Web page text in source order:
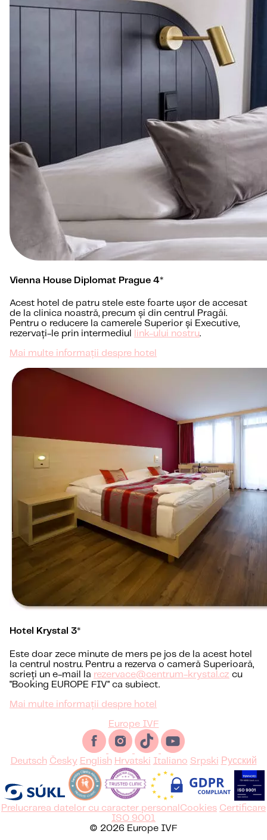
Vienna House Diplomat Prague 4*
Acest hotel de patru stele este foarte ușor de accesat
de la clinica noastră, precum și din centrul Pragăi.
Pentru o reducere la camerele Superior și Executive,
rezervați-le prin intermediul
link-ului nostru.
Mai multe informații despre hotel
Hotel Krystal 3*
Este doar zece minute de mers pe jos de la acest hotel
la centrul nostru. Pentru a rezerva o cameră Superioară,
scrieți un e-mail la rezervace@centrum-krystal.cz cu
"Booking EUROPE FIV" ca subiect.
Mai multe informații despre hotel
Europe IVF
Deutsch Česky English Hrvatski Italiano Srpski Русский
Prelucrarea datelor cu caracter personal Cookies Certificare
ISO 9001
© 2026 Europe IVF